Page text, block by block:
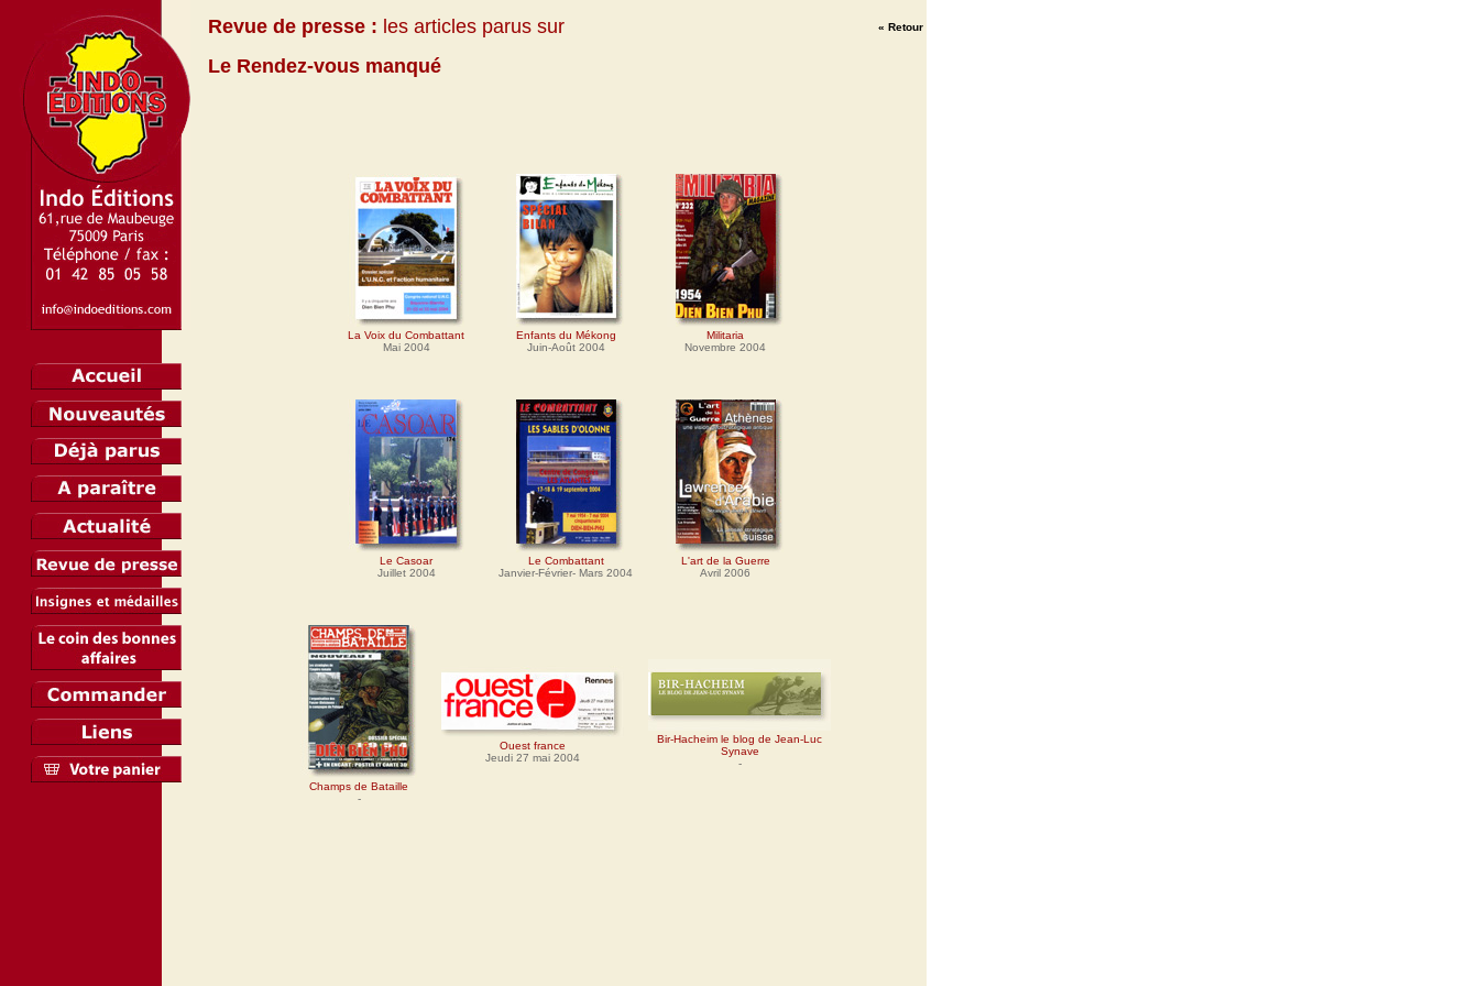
Revue de presse : les articles parus sur « Retour
Le Rendez-vous manqué
La Voix du Combattant
Mai 2004
Enfants du Mékong
Juin-Août 2004
Militaria
Novembre 2004
Le Casoar
Juillet 2004
Le Combattant
Janvier-Février- Mars 2004
L'art de la Guerre
Avril 2006
Champs de Bataille
-
Ouest france
Jeudi 27 mai 2004
Bir-Hacheim le blog de Jean-Luc
Synave
-